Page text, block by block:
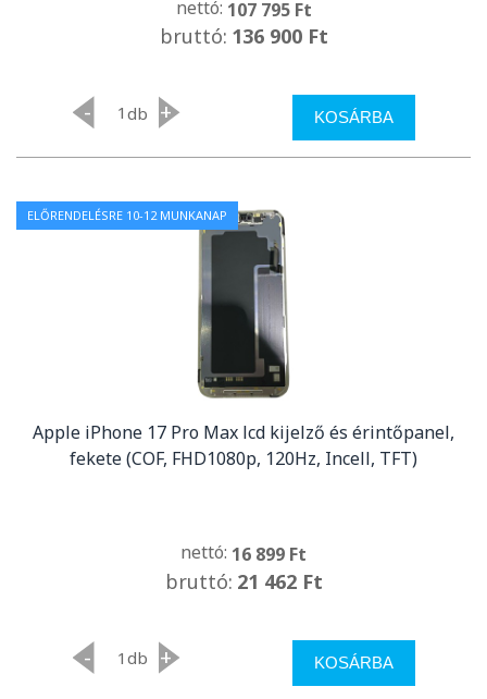
nettó: 107 795 Ft
bruttó: 136 900 Ft
- db + KOSÁRBA
ELŐRENDELÉSRE 10-12 MUNKANAP
Apple iPhone 17 Pro Max lcd kijelző és érintőpanel,
fekete (COF, FHD1080p, 120Hz, Incell, TFT)
nettó: 16 899 Ft
bruttó: 21 462 Ft
- db + KOSÁRBA